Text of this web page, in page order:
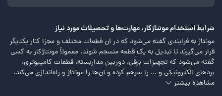
شرایط استخدام مونتاژکار، مهارت‌ها و تحصیلات مورد نیاز
مونتاژ به فرایندی گفته می‌شود که در آن قطعات مختلف و مجزا کنار یکدیگر
قرار می‌گیرند تا تبدیل به یک قطعه منسجم شوند. معمولاً مونتاژکار به کسی
گفته می‌شود که تجهیزات برقی، دوربین مداربسته، قطعات کامپیوتری،
بردهای الکترونیکی و ... را سرهم کرده و آن‌ها را مونتاژ و راه‌اندازی می‌کند.
مشاهده بیشتر